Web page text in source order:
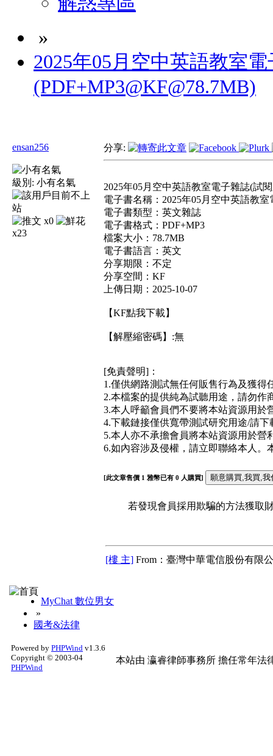
»
2025年05月空中英語教室
(PDF+MP3@KF@78.7MB)
ensan256
級別: 小有名氣
x0
x23
分享:
2025年05月空中英語教室電子雜誌(試
電子書名稱：2025年05月空中英語教
電子書類型：英文雜誌
電子書格式：PDF+MP3
檔案大小：78.7MB
電子書語言：英文
分享期限：不定
分享空間：KF
上傳日期：2025-10-07
【KF點我下載】
【解壓縮密碼】:無
[免責聲明]：
1.僅供網路測試無任何販售行為及獲得
2.本檔案的提供純為試聽用途，請勿作
3.本人呼籲會員們不要將本站資源用於
4.下載鏈接僅供寬帶測試研究用途/請
5.本人亦不承擔會員將本站資源用於
6.如內容涉及侵權，請立即聯絡本人。
[此文章售價 1 雅幣已有 0 人購買]
若發現會員採用欺騙的方法獲取
[樓 主] From：臺灣中華電信股份有限
MyChat 數位男女
»
國考&法律
Powered by PHPWind v1.3.6
Copyright © 2003-04
PHPWind
本站由 瀛睿律師事務所 擔任常年法